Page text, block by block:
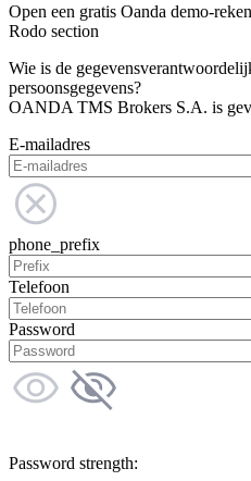
Open een gratis Oanda demo-
Rodo section
Wie is de
persoonsgegevens?
OANDA TMS Brokers S.A. is
E-mailadres
phone_prefix
Telefoon
Password
Password strength: